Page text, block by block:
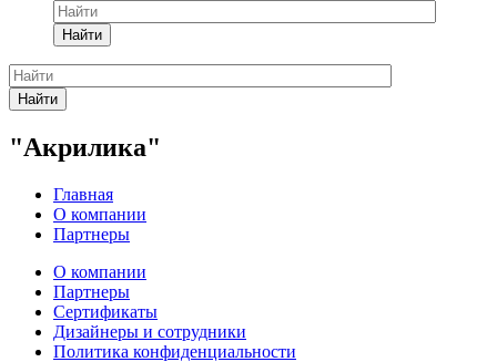
Найти
Найти
"Акрилика"
Главная
О компании
Партнеры
О компании
Партнеры
Сертификаты
Дизайнеры и сотрудники
Политика конфиденциальности